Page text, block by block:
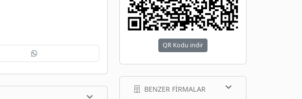
QR Kodu indir
BENZER FIRMALAR